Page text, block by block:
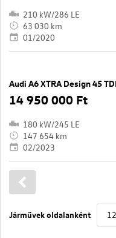
210 kW/286 LE
63 030 km
01/2020
Audi A6 XTRA Design 45
14 950 000 Ft
180 kW/245 LE
147 654 km
02/2023
Járművek oldalanként